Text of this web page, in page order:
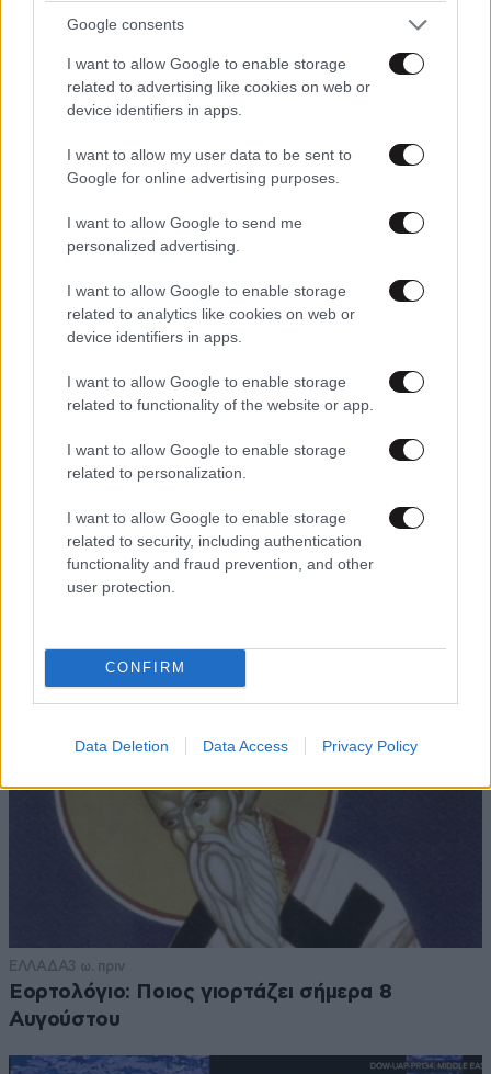
Google consents
I want to allow Google to enable storage
related to advertising like cookies on web or
device identifiers in apps.
I want to allow my user data to be sent to
Google for online advertising purposes.
I want to allow Google to send me
personalized advertising.
I want to allow Google to enable storage
related to analytics like cookies on web or
device identifiers in apps.
I want to allow Google to enable storage
related to functionality of the website or app.
I want to allow Google to enable storage
related to personalization.
I want to allow Google to enable storage
related to security, including authentication
functionality and fraud prevention, and other
user protection.
CONFIRM
Data Deletion Data Access Privacy Policy
Στα ίχνη της «Αράχνης» του Άσαντ: Ο
άνθρωπος των βασανιστηρίων της Συρίας
εντοπίστηκε στη Ρωσία
ΕΛΛΑΔΑ3 ω. πριν
Εορτολόγιο: Ποιος γιορτάζει σήμερα 8
Αυγούστου